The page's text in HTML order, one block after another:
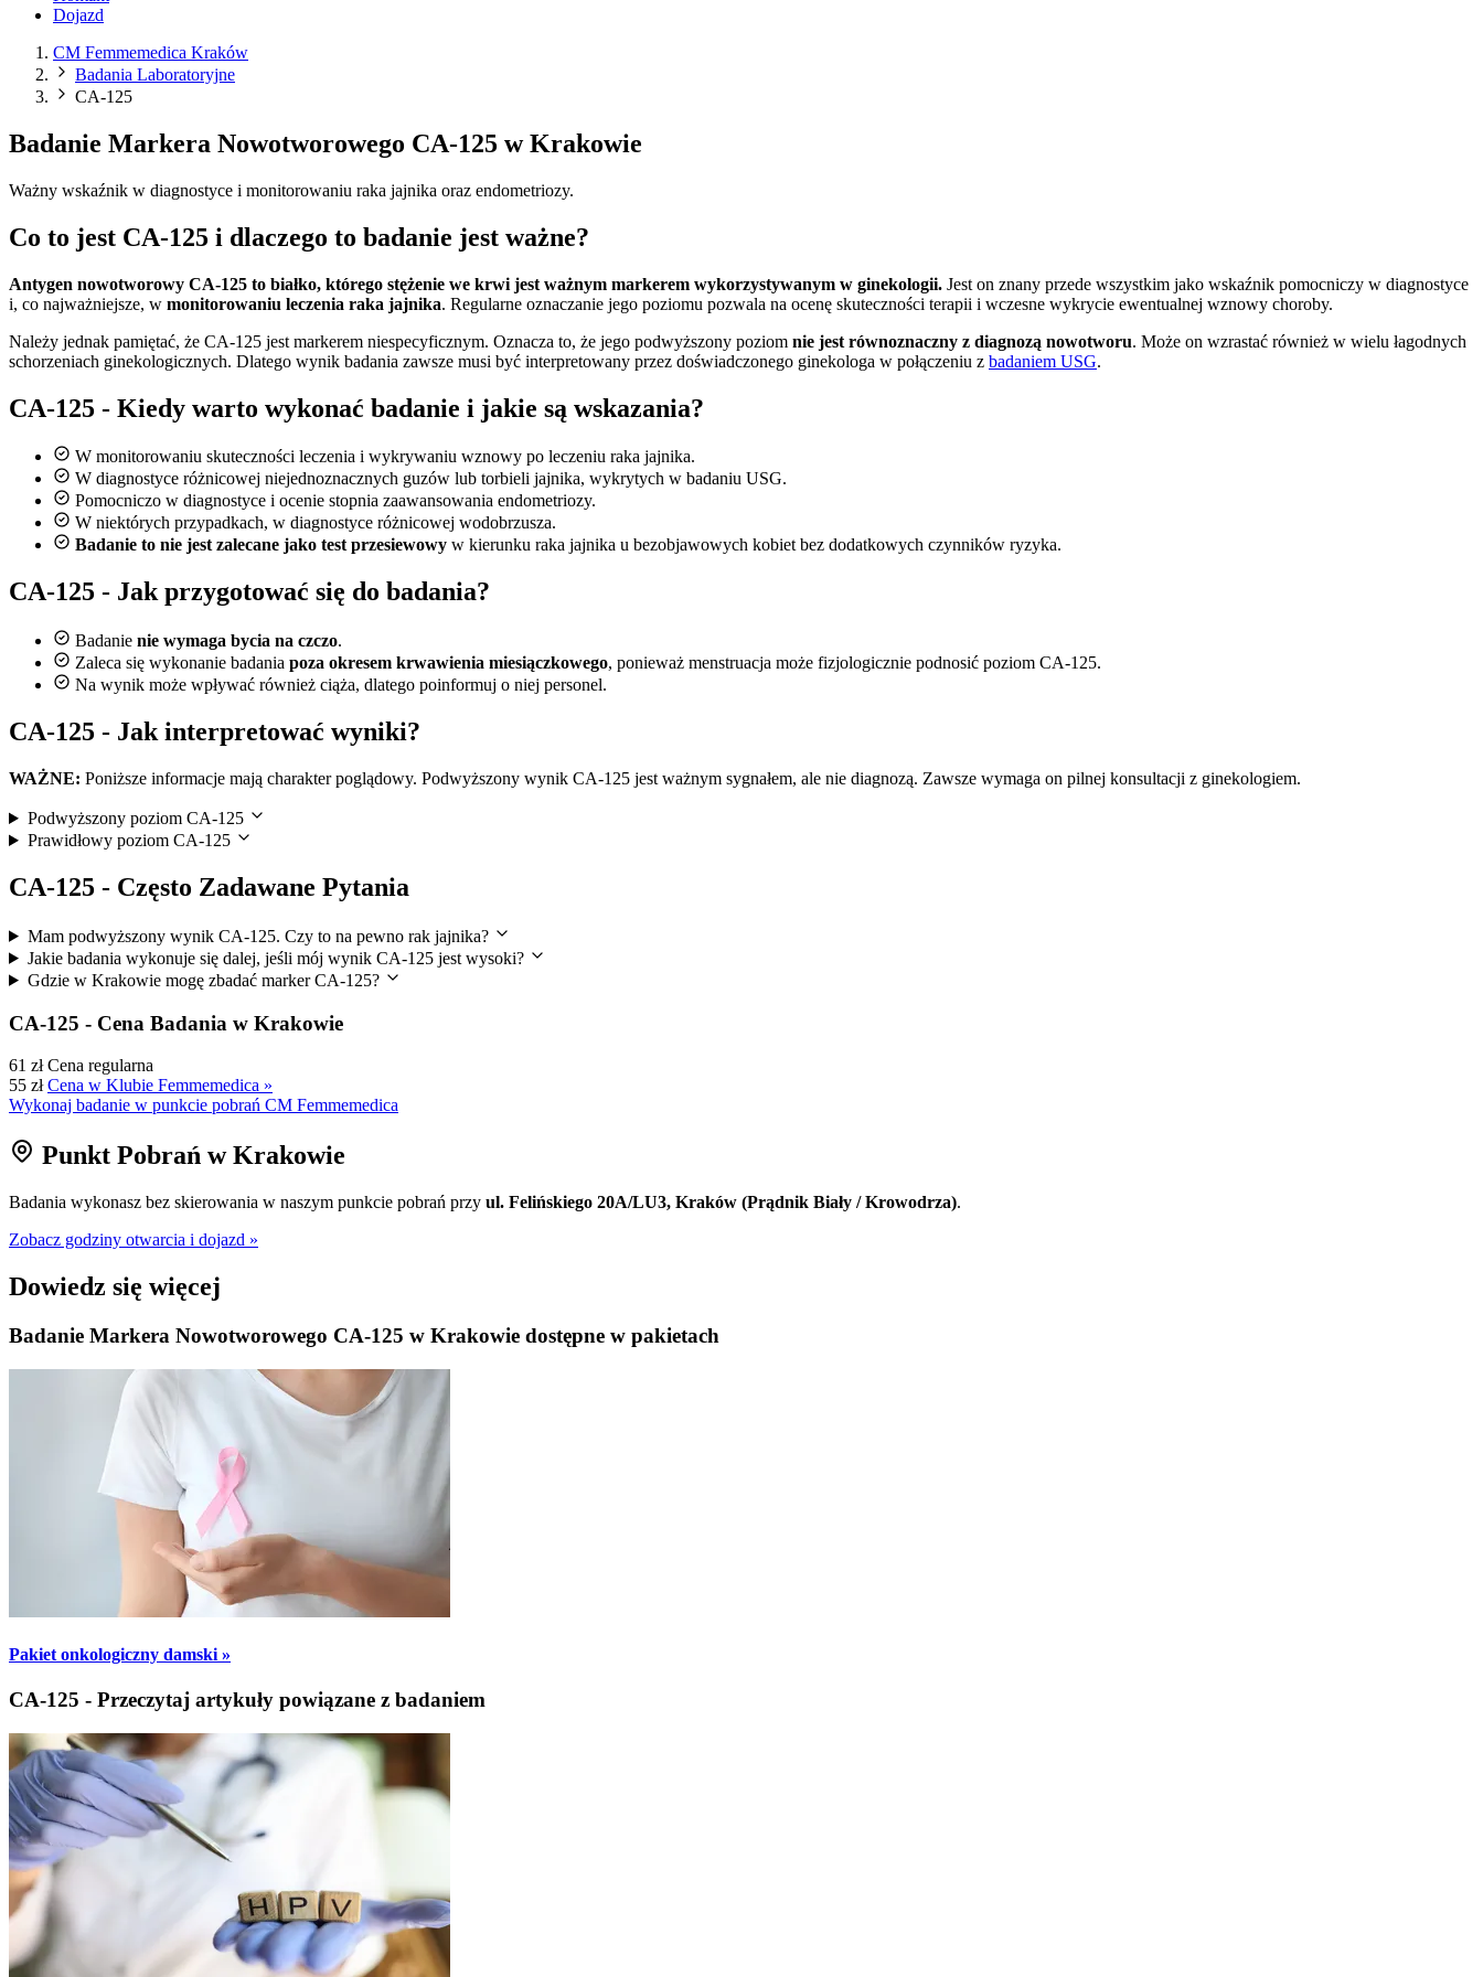
Dojazd
CM Femmemedica Kraków
Badania Laboratoryjne
CA-125
Badanie Markera Nowotworowego CA-125 w Krakowie
Ważny wskaźnik w diagnostyce i monitorowaniu raka jajnika oraz endometriozy.
Co to jest CA-125 i dlaczego to badanie jest ważne?
Antygen nowotworowy CA-125 to białko, którego stężenie we krwi jest ważnym markerem wykorzystywanym w ginekologii. Jest on znany przede wszystkim jako wskaźnik pomocniczy w diagnostyce
i, co najważniejsze, w monitorowaniu leczenia raka jajnika. Regularne oznaczanie jego poziomu pozwala na ocenę skuteczności terapii i wczesne wykrycie ewentualnej wznowy choroby.
Należy jednak pamiętać, że CA-125 jest markerem niespecyficznym. Oznacza to, że jego podwyższony poziom nie jest równoznaczny z diagnozą nowotworu. Może on wzrastać również w wielu łagodnych
schorzeniach ginekologicznych. Dlatego wynik badania zawsze musi być interpretowany przez doświadczonego ginekologa w połączeniu z badaniem USG.
CA-125 - Kiedy warto wykonać badanie i jakie są wskazania?
W monitorowaniu skuteczności leczenia i wykrywaniu wznowy po leczeniu raka jajnika.
W diagnostyce różnicowej niejednoznacznych guzów lub torbieli jajnika, wykrytych w badaniu USG.
Pomocniczo w diagnostyce i ocenie stopnia zaawansowania endometriozy.
W niektórych przypadkach, w diagnostyce różnicowej wodobrzusza.
Badanie to nie jest zalecane jako test przesiewowy w kierunku raka jajnika u bezobjawowych kobiet bez dodatkowych czynników ryzyka.
CA-125 - Jak przygotować się do badania?
Badanie nie wymaga bycia na czczo.
Zaleca się wykonanie badania poza okresem krwawienia miesiączkowego, ponieważ menstruacja może fizjologicznie podnosić poziom CA-125.
Na wynik może wpływać również ciąża, dlatego poinformuj o niej personel.
CA-125 - Jak interpretować wyniki?
WAŻNE: Poniższe informacje mają charakter poglądowy. Podwyższony wynik CA-125 jest ważnym sygnałem, ale nie diagnozą. Zawsze wymaga on pilnej konsultacji z ginekologiem.
Podwyższony poziom CA-125
Prawidłowy poziom CA-125
CA-125 - Często Zadawane Pytania
Mam podwyższony wynik CA-125. Czy to na pewno rak jajnika?
Jakie badania wykonuje się dalej, jeśli mój wynik CA-125 jest wysoki?
Gdzie w Krakowie mogę zbadać marker CA-125?
CA-125 - Cena Badania w Krakowie
61 zł Cena regularna
55 zł Cena w Klubie Femmemedica »
Wykonaj badanie w punkcie pobrań CM Femmemedica
Punkt Pobrań w Krakowie
Badania wykonasz bez skierowania w naszym punkcie pobrań przy ul. Felińskiego 20A/LU3, Kraków (Prądnik Biały / Krowodrza).
Zobacz godziny otwarcia i dojazd »
Dowiedz się więcej
Badanie Markera Nowotworowego CA-125 w Krakowie dostępne w pakietach
Pakiet onkologiczny damski »
CA-125 - Przeczytaj artykuły powiązane z badaniem